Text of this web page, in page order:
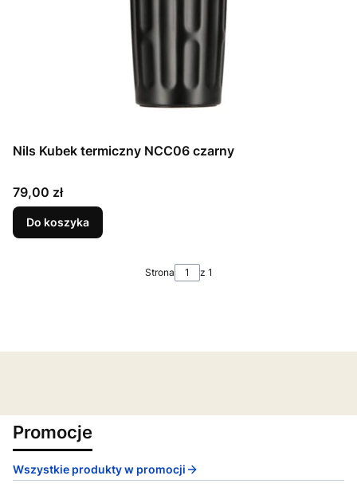
Nils Kubek termiczny NCC06 czarny
Cena
79,00 zł
Do koszyka
Strona z 1
Promocje
Wszystkie produkty w promocji